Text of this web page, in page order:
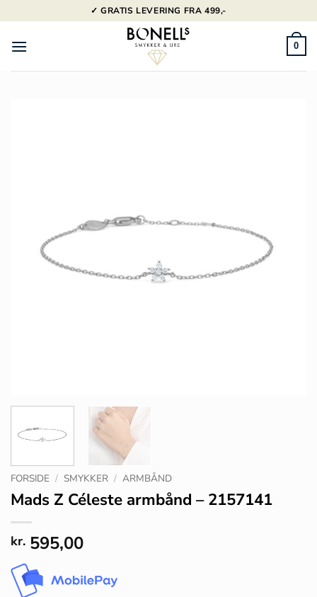
til
indhold
✓ GRATIS LEVERING FRA 499,-
0
FORSIDE / SMYKKER / ARMBÅND
Mads Z Céleste armbånd – 2157141
kr. 595,00